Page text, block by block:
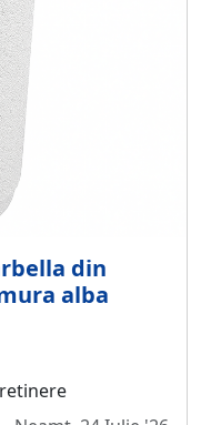
din
alba